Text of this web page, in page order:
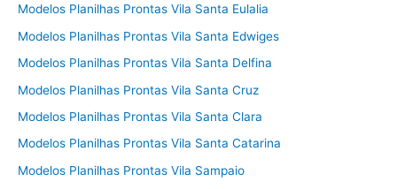
Modelos Planilhas Prontas Vila Santa Eulalia
Modelos Planilhas Prontas Vila Santa Edwiges
Modelos Planilhas Prontas Vila Santa Delfina
Modelos Planilhas Prontas Vila Santa Cruz
Modelos Planilhas Prontas Vila Santa Clara
Modelos Planilhas Prontas Vila Santa Catarina
Modelos Planilhas Prontas Vila Sampaio